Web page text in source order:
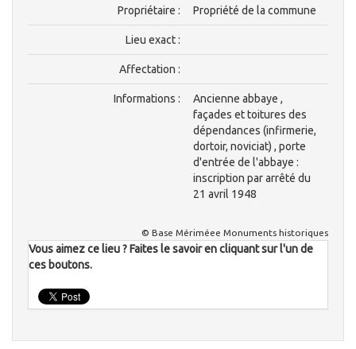
Propriétaire : Propriété de la commune
Lieu exact :
Affectation :
Informations :
Ancienne abbaye ,
façades et toitures des
dépendances (infirmerie,
dortoir, noviciat) , porte
d'entrée de l'abbaye :
inscription par arrêté du
21 avril 1948
© Base Mériméee Monuments historiques
Vous aimez ce lieu ? Faites le savoir en cliquant sur l'un de
ces boutons.